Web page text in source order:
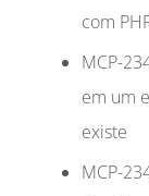
com
MCP-
em um
existe
MCP-